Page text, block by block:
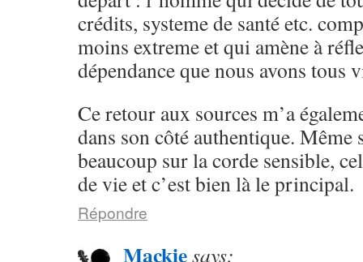
crédits, systeme de santé etc.
moins extreme et qui amène à
dépendance que nous avons tous
Ce retour aux sources m’a
dans son côté authentique.
beaucoup sur la corde sensible,
de vie et c’est bien là le principal.
Répondre
Mackiesays: